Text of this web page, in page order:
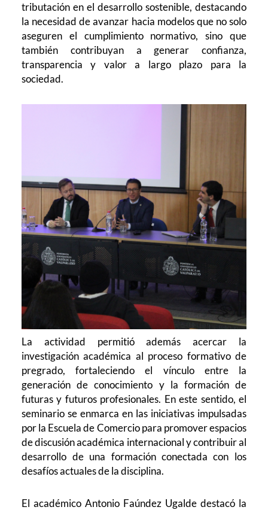
tributación en el desarrollo sostenible, destacando
la necesidad de avanzar hacia modelos que no solo
aseguren el cumplimiento normativo, sino que
también contribuyan a generar confianza,
transparencia y valor a largo plazo para la
sociedad.
La actividad permitió además acercar la
investigación académica al proceso formativo de
pregrado, fortaleciendo el vínculo entre la
generación de conocimiento y la formación de
futuras y futuros profesionales. En este sentido, el
seminario se enmarca en las iniciativas impulsadas
por la Escuela de Comercio para promover espacios
de discusión académica internacional y contribuir al
desarrollo de una formación conectada con los
desafíos actuales de la disciplina.
El académico Antonio Faúndez Ugalde destacó la